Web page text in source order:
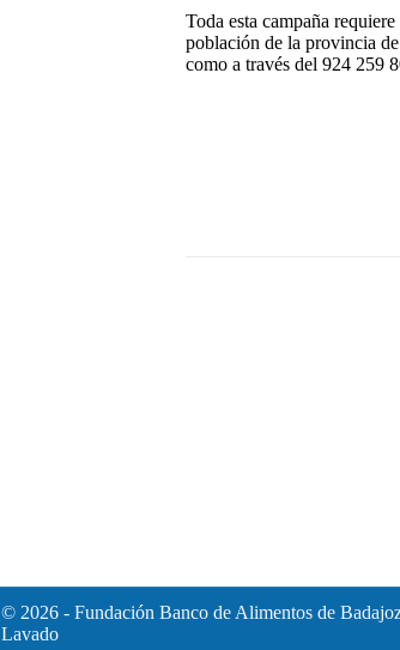
Toda esta campaña
población de la provincia
como a través del 924 259
© 2026 - Fundación Banco de Alimentos de
Lavado